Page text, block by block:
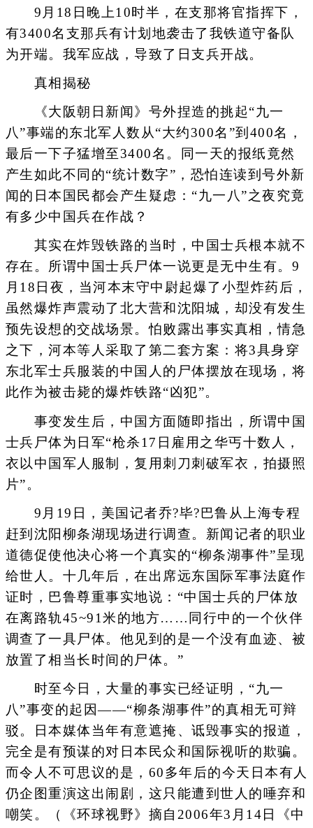
9月18日晚上10时半，在支那将官指挥下，
有3400名支那兵有计划地袭击了我铁道守备队
为开端。我军应战，导致了日支兵开战。
真相揭秘
《大阪朝日新闻》号外捏造的挑起“九一
八”事端的东北军人数从“大约300名”到400名，
最后一下子猛增至3400名。同一天的报纸竟然
产生如此不同的“统计数字”，恐怕连读到号外新
闻的日本国民都会产生疑虑：“九一八”之夜究竟
有多少中国兵在作战？
其实在炸毁铁路的当时，中国士兵根本就不
存在。所谓中国士兵尸体一说更是无中生有。9
月18日夜，当河本末守中尉起爆了小型炸药后，
虽然爆炸声震动了北大营和沈阳城，却没有发生
预先设想的交战场景。怕败露出事实真相，情急
之下，河本等人采取了第二套方案：将3具身穿
东北军士兵服装的中国人的尸体摆放在现场，将
此作为被击毙的爆炸铁路“凶犯”。
事变发生后，中国方面随即指出，所谓中国
士兵尸体为日军“枪杀17日雇用之华丐十数人，
衣以中国军人服制，复用刺刀刺破军衣，拍摄照
片”。
9月19日，美国记者乔?毕?巴鲁从上海专程
赶到沈阳柳条湖现场进行调查。新闻记者的职业
道德促使他决心将一个真实的“柳条湖事件”呈现
给世人。十几年后，在出席远东国际军事法庭作
证时，巴鲁尊重事实地说：“中国士兵的尸体放
在离路轨45~91米的地方……同行中的一个伙伴
调查了一具尸体。他见到的是一个没有血迹、被
放置了相当长时间的尸体。”
时至今日，大量的事实已经证明，“九一
八”事变的起因——“柳条湖事件”的真相无可辩
驳。日本媒体当年有意遮掩、诋毁事实的报道，
完全是有预谋的对日本民众和国际视听的欺骗。
而令人不可思议的是，60多年后的今天日本有人
仍企图重演这出闹剧，这只能遭到世人的唾弃和
嘲笑。（《环球视野》摘自2006年3月14日《中